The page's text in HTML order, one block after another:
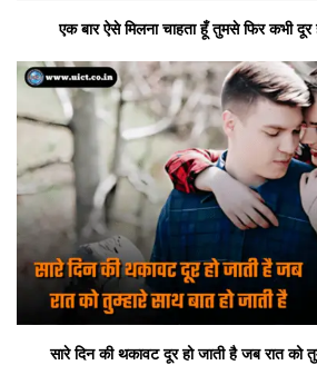
एक बार ऐसे मिलना चाहता हूँ तुमसे फिर कभी
सारे दिन की थकावट दूर हो जाती है जब रात को